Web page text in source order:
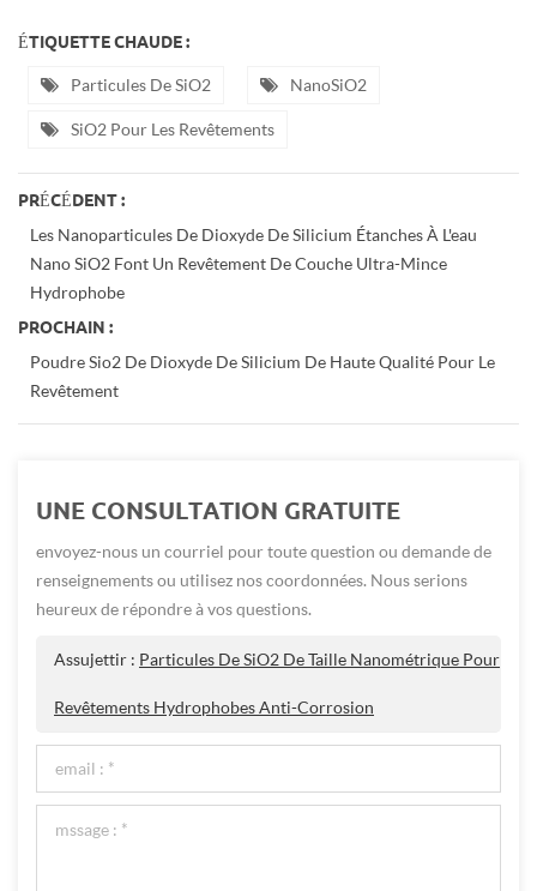
ÉTIQUETTE CHAUDE :
Particules De SiO2 NanoSiO2
SiO2 Pour Les Revêtements
PRÉCÉDENT :
Les Nanoparticules De Dioxyde De Silicium Étanches À L'eau
Nano SiO2 Font Un Revêtement De Couche Ultra-Mince
Hydrophobe
PROCHAIN :
Poudre Sio2 De Dioxyde De Silicium De Haute Qualité Pour Le
Revêtement
UNE CONSULTATION GRATUITE
envoyez-nous un courriel pour toute question ou demande de
renseignements ou utilisez nos coordonnées. Nous serions
heureux de répondre à vos questions.
Assujettir : Particules De SiO2 De Taille Nanométrique Pour
Revêtements Hydrophobes Anti-Corrosion